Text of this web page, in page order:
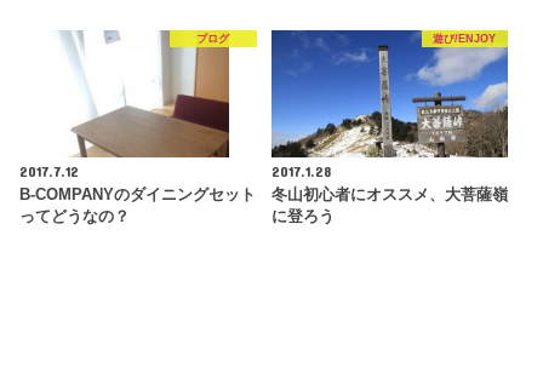
ブログ
2017.7.12
B-COMPANYのダイニングセット
ってどうなの？
遊び/ENJOY
2017.1.28
冬山初心者にオススメ、大菩薩嶺
に登ろう